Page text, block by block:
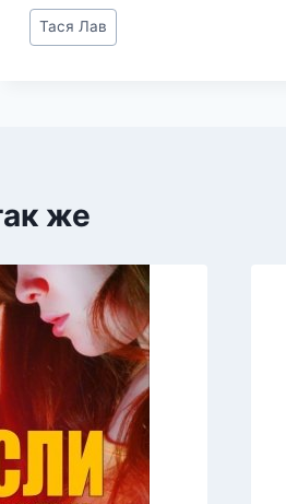
Метки
записи:
Тася Лав
же